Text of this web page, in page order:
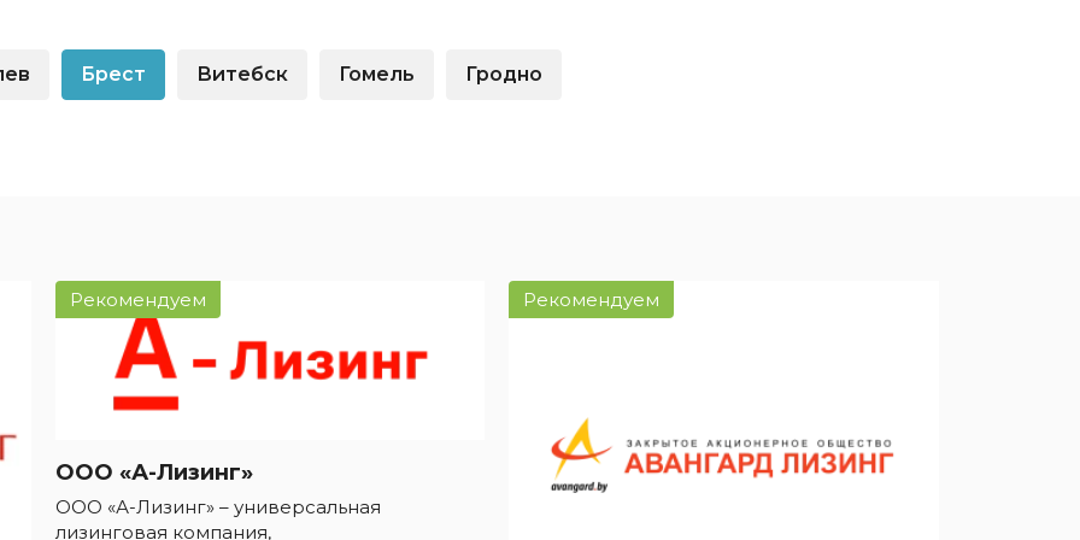
для
Внедорожники
Брест Витебск Гомель Гродно
Рекомендуем
ООО «А-Лизинг»
ООО «А-Лизинг» – универсальная
лизинговая компания,
Рекомендуем